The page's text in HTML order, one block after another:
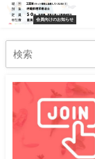
会員向けのお知らせ